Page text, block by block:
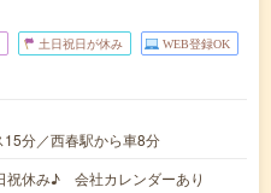
土日祝日が休み WEB登録OK
15分／西春駅から車8分
休み♪ 会社カレンダーあり